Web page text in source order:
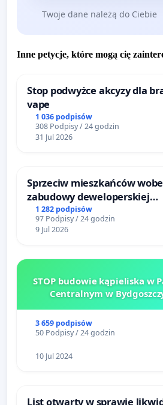
Twoje dane należą do Ciebie
Inne petycje, które mogą cię
Stop podwyżce akcyzy dla
vape
1 036 podpisów
308 Podpisy / 24 godzin
31 Jul 2026
Sprzeciw mieszkańców
zabudowy deweloperskiej
terenow zielonych w rejonie
Bulwarów Straceńskich w
Białej
1 282 podpisów
97 Podpisy / 24 godzin
9 Jul 2026
STOP budowie kąpieliska w
Centralnym w
3 659 podpisów
50 Podpisy / 24 godzin
10 Jul 2024
List otwarty w sprawie